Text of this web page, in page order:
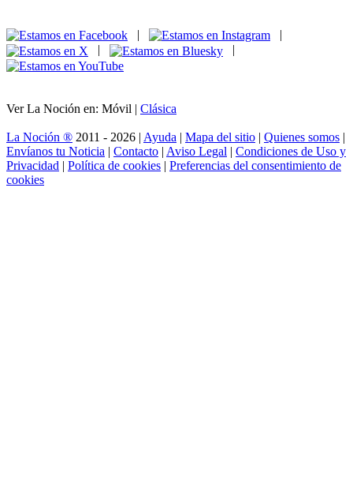
|
|
|
|
Ver La Noción en: Móvil | Clásica
La Noción ® 2011 - 2026 | Ayuda | Mapa del sitio | Quienes somos |
Envíanos tu Noticia | Contacto | Aviso Legal | Condiciones de Uso y
Privacidad | Política de cookies | Preferencias del consentimiento de
cookies